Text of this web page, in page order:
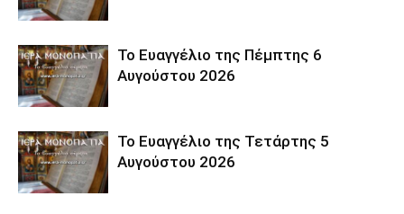
Το Ευαγγέλιο της Πέμπτης 6
Αυγούστου 2026
Το Ευαγγέλιο της Τετάρτης 5
Αυγούστου 2026